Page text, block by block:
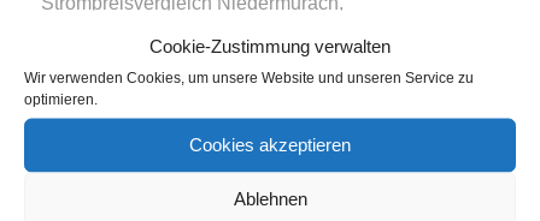
Cookie-Zustimmung verwalten
Wir verwenden Cookies, um unsere Website und unseren Service zu
optimieren.
Cookies akzeptieren
Ablehnen
Strompreisvergleich Obersontheim,
Strompreisvergleich Zedlitz
Eintrag teilen